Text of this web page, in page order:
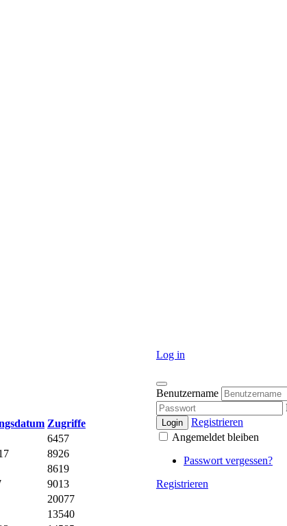
Log in
Benutzername
Login
Registrieren
Angemeldet bleiben
Passwort vergessen?
Registrieren
Zugriffe
6457
8926
8619
9013
20077
13540